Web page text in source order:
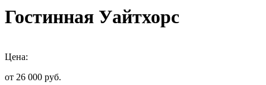
Гостинная Уайтхорс
Цена:
от 26 000 руб.